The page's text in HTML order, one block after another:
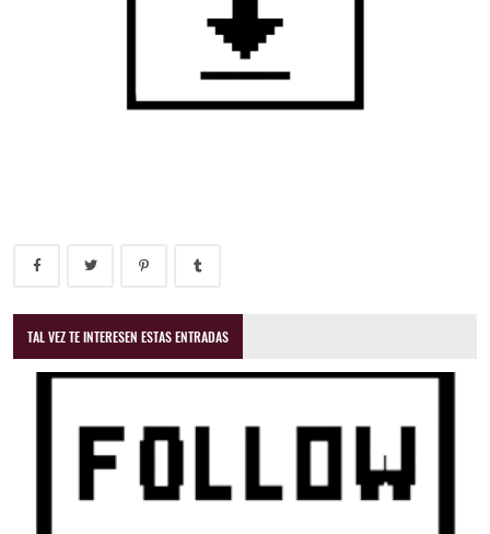
TAL VEZ TE INTERESEN ESTAS ENTRADAS